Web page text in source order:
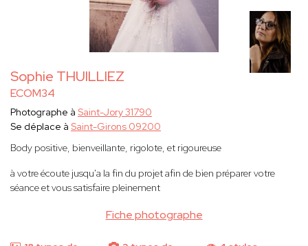
Sophie THUILLIEZ
ECOM34
Fiche photographe
Photographe à Saint-Jory 31790
Se déplace à Saint-Girons 09200
Body positive, bienveillante, rigolote, et rigoureuse
à votre écoute jusqu'a la fin du projet afin de bien préparer votre
séance et vous satisfaire pleinement